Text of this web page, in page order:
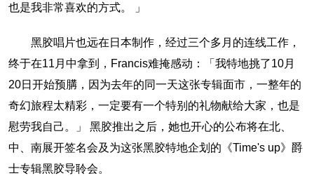
也是我非常喜欢的方式。 」
黑胶唱片也远在日本制作，经过三个多月的连线工作，
终于在11月中拿到，Francis难掩感动：「我特地挑了10月
20日开始预䐟，因为去年的同一天这张专辑面市，一整年的
奇幻旅程太精彩，一定要有一个特别的礼物献给大家，也是
慰劳我自己。」 黑胶推出之后，她也开心的公布将在北、
中、南展开签名会及为这张黑胶特地企划的《Time's up》爵
士专辑黑胶导聆会。